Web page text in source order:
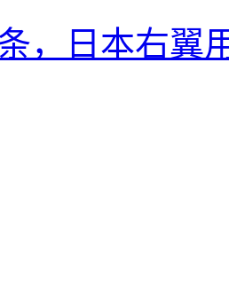
，日本右翼